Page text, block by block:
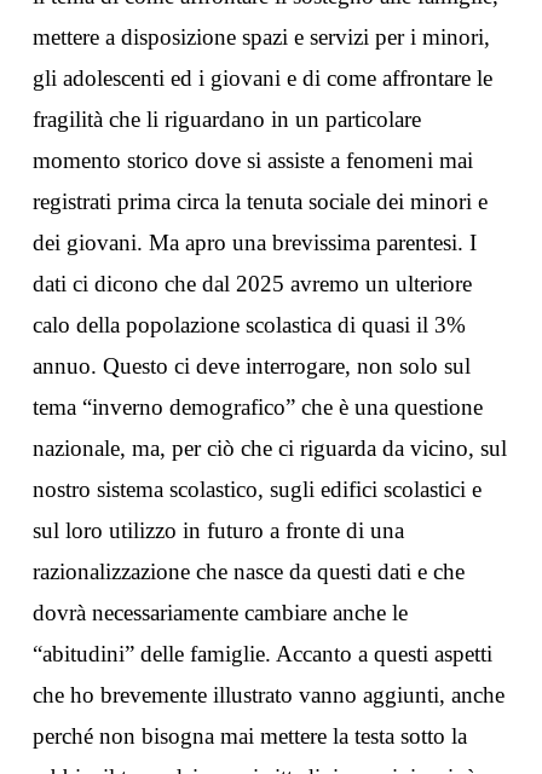
mettere a disposizione spazi e servizi per i minori,
gli adolescenti ed i giovani e di come affrontare le
fragilità che li riguardano in un particolare
momento storico dove si assiste a fenomeni mai
registrati prima circa la tenuta sociale dei minori e
dei giovani. Ma apro una brevissima parentesi. I
dati ci dicono che dal 2025 avremo un ulteriore
calo della popolazione scolastica di quasi il 3%
annuo. Questo ci deve interrogare, non solo sul
tema “inverno demografico” che è una questione
nazionale, ma, per ciò che ci riguarda da vicino, sul
nostro sistema scolastico, sugli edifici scolastici e
sul loro utilizzo in futuro a fronte di una
razionalizzazione che nasce da questi dati e che
dovrà necessariamente cambiare anche le
“abitudini” delle famiglie. Accanto a questi aspetti
che ho brevemente illustrato vanno aggiunti, anche
perché non bisogna mai mettere la testa sotto la